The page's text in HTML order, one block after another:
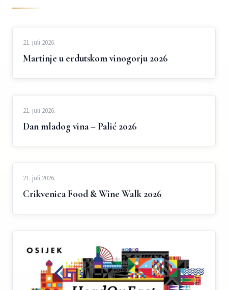
21. juli 2026.
Martinje u erdutskom vinogorju 2026
21. juli 2026.
Dan mladog vina – Palić 2026
21. juli 2026.
Crikvenica Food & Wine Walk 2026